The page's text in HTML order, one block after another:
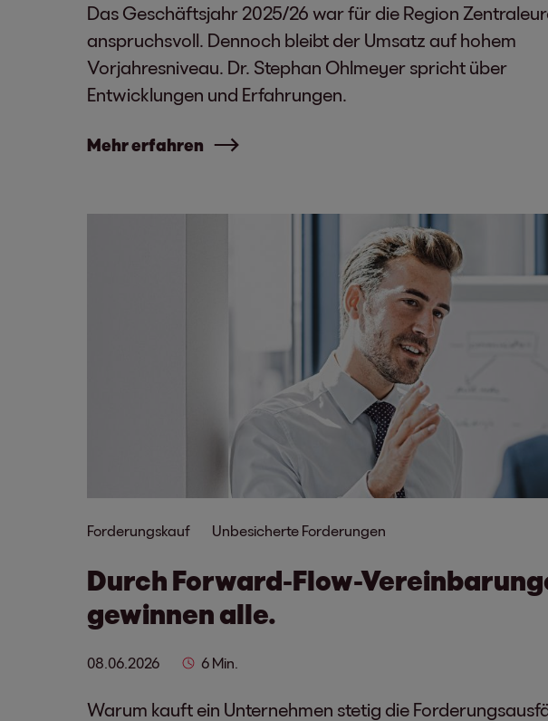
Das Geschäftsjahr 2025/26 war für die Region
anspruchsvoll. Dennoch bleibt der Umsatz auf hohem
Vorjahresniveau. Dr. Stephan Ohlmeyer spricht über
Entwicklungen und Erfahrungen.
Mehr erfahren
Forderungskauf Unbesicherte Forderungen
Durch Forward-Flow-
gewinnen alle.
08.06.2026 6 Min.
Warum kauft ein Unternehmen stetig die